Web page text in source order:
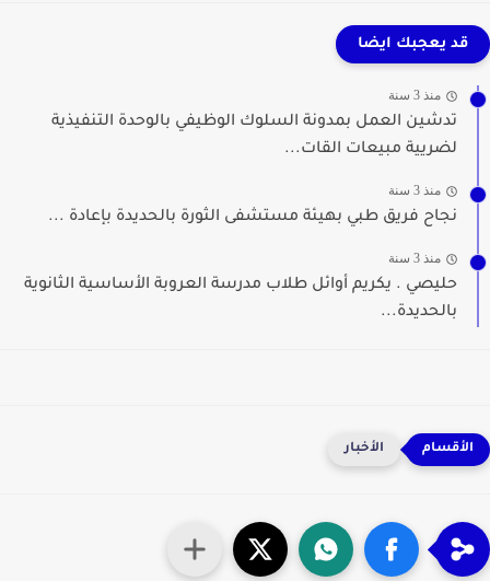
قد يعجبك ايضا
منذ 3 سنة
تدشين العمل بمدونة السلوك الوظيفي بالوحدة التنفيذية
لضريية مبيعات القات...
منذ 3 سنة
نجاح فريق طبي بهيئة مستشفى الثورة بالحديدة بإعادة ...
منذ 3 سنة
حليصي . يكريم أوائل طلاب مدرسة العروبة الأساسية الثانوية
بالحديدة...
الأخبار